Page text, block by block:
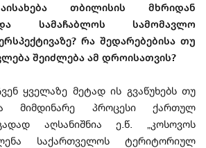
თბილისის მხრიდან
სამაჩაბლოს სამომავლო
რა შედარებებისა თუ
შეიძლება ამ დროისათვის?
ყველაზე მეტად ის გვაწუხებს თუ
მიმდინარე პროცესი ქართულ
აღსანიშნია ე.წ. „კოსოვოს
საქართველოს ტერიტორიულ